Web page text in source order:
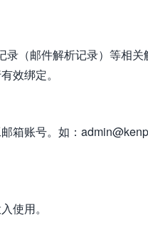
（邮件解析记录）等相关
效绑定。
箱账号。如：
使用。